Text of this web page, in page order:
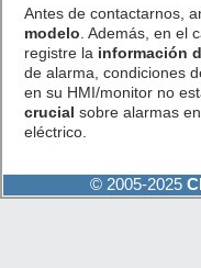
Antes de contactarnos,
modelo . Además, en el
registre la información
de alarma, condiciones
en su HMI/monitor no
crucial sobre alarmas
eléctrico.
© 2005-2025